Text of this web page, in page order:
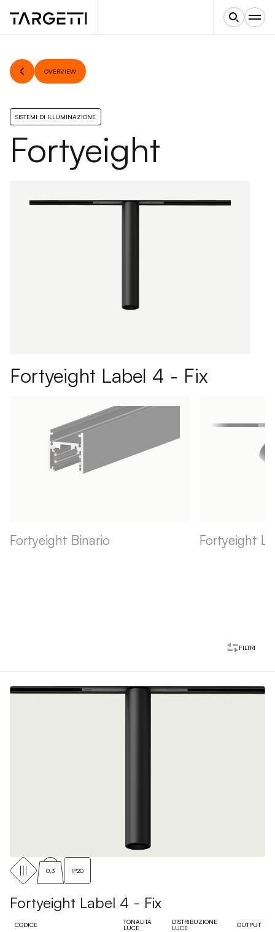
OVERVIEW
SISTEMI DI ILLUMINAZIONE
Fortyeight
Fortyeight Label 4 - Fix
Fortyeight Binario Fortyeight
FILTRI
0,3 IP20
Fortyeight Label 4 - Fix
CODICE
TONALITÀ
LUCE
DISTRIBUZIONE
LUCE
OUTPUT